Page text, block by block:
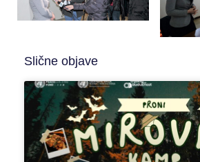
Slične objave